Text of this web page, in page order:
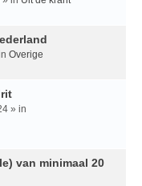
Overige
» in
van minimaal 20